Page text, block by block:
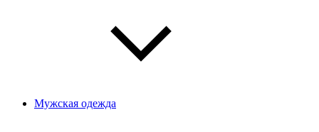
Мужская одежда